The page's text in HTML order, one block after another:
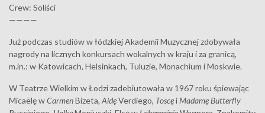
Crew: Soliści
————
Już podczas studiów w łódzkiej Akademii Muzycznej zdobywała
nagrody na licznych konkursach wokalnych w kraju i za granicą,
m.in.: w Katowicach, Helsinkach, Tuluzie, Monachium i Moskwie.
W Teatrze Wielkim w Łodzi zadebiutowała w 1967 roku śpiewając
Micaëlę wCarmenBizeta, AidęVerdiego, Toscęi Madamę Butterfly